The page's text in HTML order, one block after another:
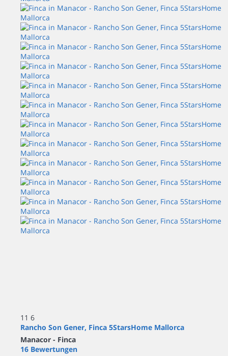
11 6
Rancho Son Gener, Finca 5StarsHome Mallorca
Manacor - Finca
16 Bewertungen